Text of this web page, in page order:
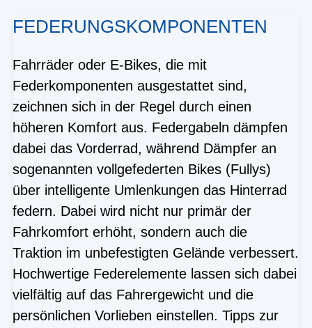
FEDERUNGSKOMPONENTEN
Fahrräder oder E-Bikes, die mit
Federkomponenten ausgestattet sind,
zeichnen sich in der Regel durch einen
höheren Komfort aus. Federgabeln dämpfen
dabei das Vorderrad, während Dämpfer an
sogenannten vollgefederten Bikes (Fullys)
über intelligente Umlenkungen das Hinterrad
federn. Dabei wird nicht nur primär der
Fahrkomfort erhöht, sondern auch die
Traktion im unbefestigten Gelände verbessert.
Hochwertige Federelemente lassen sich dabei
vielfältig auf das Fahrergewicht und die
persönlichen Vorlieben einstellen. Tipps zur